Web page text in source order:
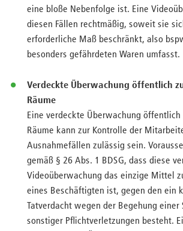
eine bloße Nebenfolge ist. Eine
diesen Fällen rechtmäßig, soweit sie
erforderliche Maß beschränkt, also
besonders gefährdeten Waren umfasst.
Verdeckte Überwachung öffentlich
Räume
Eine verdeckte Überwachung
Räume kann zur Kontrolle der
Ausnahmefällen zulässig sein.
gemäß § 26 Abs. 1 BDSG, dass diese
Videoüberwachung das einzige Mittel
eines Beschäftigten ist, gegen den ein
Tatverdacht wegen der Begehung
sonstiger Pflichtverletzungen besteht.